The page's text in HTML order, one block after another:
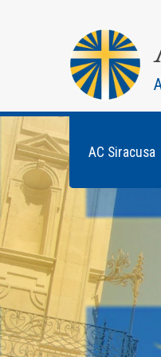
AC Siracusa